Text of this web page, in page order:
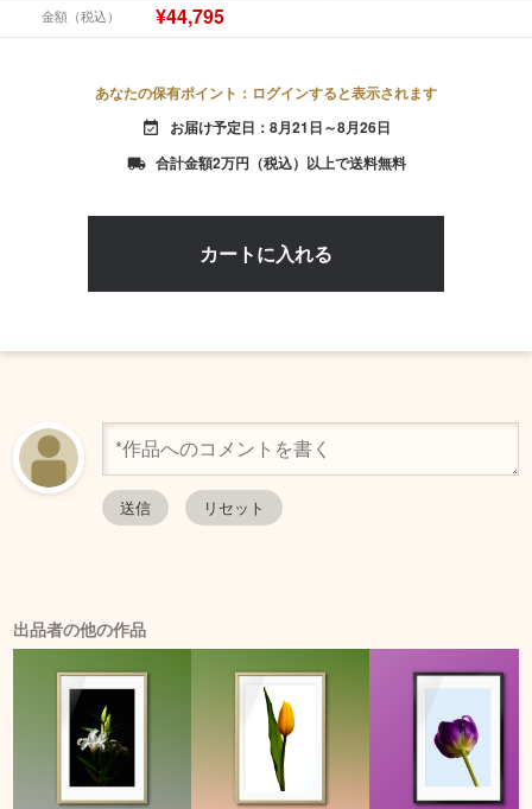
金額（税込） ¥44,795
あなたの保有ポイント：ログインすると表示されます
event_available お届け予定日：8月21日～8月26日
local_shipping 合計金額2万円（税込）以上で送料無料
出品者の他の作品